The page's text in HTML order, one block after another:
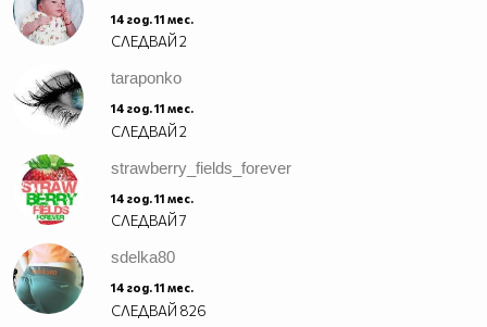
14 год. 11 мес.
СЛЕДВАЙ2
taraponko
14 год. 11 мес.
СЛЕДВАЙ2
strawberry_fields_forever
14 год. 11 мес.
СЛЕДВАЙ7
sdelka80
14 год. 11 мес.
СЛЕДВАЙ 826